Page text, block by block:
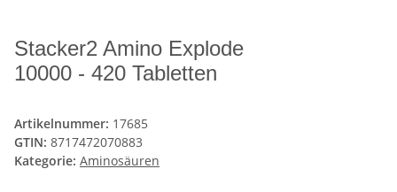
Stacker2 Amino Explode
10000 - 420 Tabletten
Artikelnummer: 17685
GTIN: 8717472070883
Kategorie: Aminosäuren